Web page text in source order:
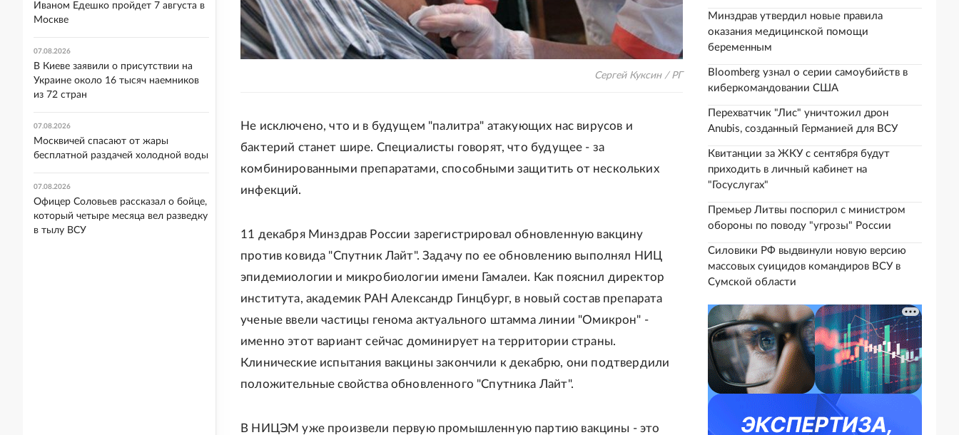
Сергей Куксин / РГ
Не исключено, что и в будущем "палитра" атакующих нас вирусов и
бактерий станет шире. Специалисты говорят, что будущее - за
комбинированными препаратами, способными защитить от нескольких
инфекций.
11 декабря Минздрав России зарегистрировал обновленную вакцину
против ковида "Спутник Лайт". Задачу по ее обновлению выполнял НИЦ
эпидемиологии и микробиологии имени Гамалеи. Как пояснил директор
института, академик РАН Александр Гинцбург, в новый состав препарата
ученые ввели частицы генома актуального штамма линии "Омикрон" -
именно этот вариант сейчас доминирует на территории страны.
Клинические испытания вакцины закончили к декабрю, они подтвердили
положительные свойства обновленного "Спутника Лайт".
В НИЦЭМ уже произвели первую промышленную партию вакцины - это
Минздрав утвердил новые правила
оказания медицинской помощи
беременным
Bloomberg узнал о серии самоубийств в
киберкомандовании США
Перехватчик "Лис" уничтожил дрон
Anubis, созданный Германией для ВСУ
Квитанции за ЖКУ с сентября будут
приходить в личный кабинет на
"Госуслугах"
Премьер Литвы поспорил с министром
обороны по поводу "угрозы" России
Силовики РФ выдвинули новую версию
массовых суицидов командиров ВСУ в
Сумской области
Иваном Едешко пройдет 7 августа в
Москве
07.08.2026
В Киеве заявили о присутствии на
Украине около 16 тысяч наемников
из 72 стран
07.08.2026
Москвичей спасают от жары
бесплатной раздачей холодной воды
07.08.2026
Офицер Соловьев рассказал о бойце,
который четыре месяца вел разведку
в тылу ВСУ